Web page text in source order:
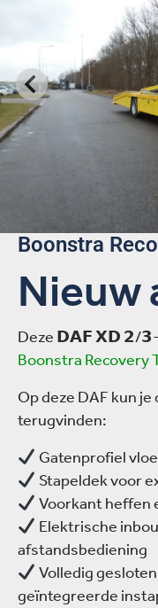
Boonstra
Nieuw
Deze 𝗗𝗔𝗙 𝗫𝗗 𝟮/𝟯-
Boonstra Recovery
Op deze DAF kun
terugvinden:
Gatenprofiel
Stapeldek voor
Voorkant heffen
Elektrische
afstandsbediening
Volledig
geïntegreerde